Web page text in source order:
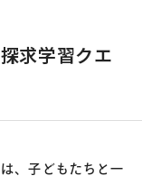
求学習クエ
、子どもたちと一